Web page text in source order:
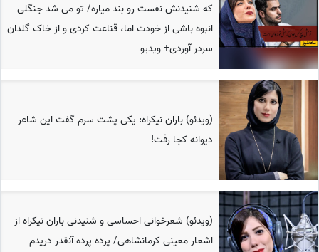
که شنیدنش نفست رو بند میاره/ تو می شد جنگلی
انبوه باشی از خودت اما، قناعت کردی و از خاک گلدان
سردر آوردی+ ویدیو
(ویدئو) باران نیکراه: یکی پشت سرم گفت این شاعر
دیوانه کجا رفت!
(ویدئو) شعرخوانی احساسی و شنیدنی باران نیکراه از
اشعار معینی کرمانشاهی/ پرده پرده آنقدر دریدم